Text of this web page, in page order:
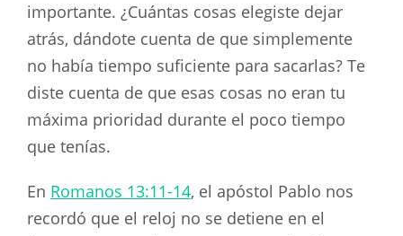
importante. ¿Cuántas cosas elegiste dejar
atrás, dándote cuenta de que simplemente
no había tiempo suficiente para sacarlas? Te
diste cuenta de que esas cosas no eran tu
máxima prioridad durante el poco tiempo
que tenías.
En Romanos 13:11-14, el apóstol Pablo nos
recordó que el reloj no se detiene en el